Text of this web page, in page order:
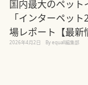
国内最大のペット
「インターペッ
場レポート【最新
2026年4月2日 By equall編集部